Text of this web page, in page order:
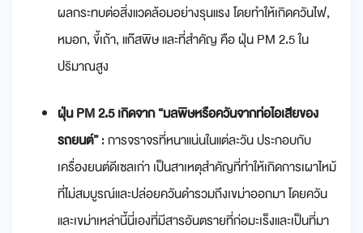
ผลกระทบต่อสิ่งแวดล้อมอย่างรุนแรง โดยทำให้เกิดควันไฟ,
หมอก, ขี้เถ้า, แก๊สพิษ และที่สำคัญ คือ ฝุ่น PM 2.5 ใน
ปริมาณสูง
ฝุ่น PM 2.5 เกิดจาก “มลพิษหรือควันจากท่อไอเสียของ
รถยนต์”: การจราจรที่หนาแน่นในแต่ละวัน ประกอบกับ
เครื่องยนต์ดีเซลเก่า เป็นสาเหตุสำคัญที่ทำให้เกิดการเผาไหม้
ที่ไม่สมบูรณ์และปล่อยควันดำรวมถึงเขม่าออกมา โดยควัน
และเขม่าเหล่านี้นี่เองที่มีสารอันตรายที่ก่อมะเร็งและเป็นที่มา